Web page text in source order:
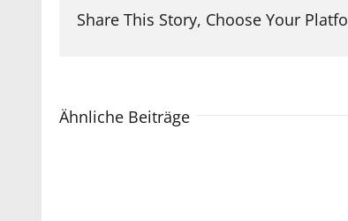
Share This Story, Choose Your
Ähnliche Beiträge